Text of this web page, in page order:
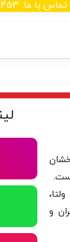
تماس با ما: 02122529453
درخشان
و